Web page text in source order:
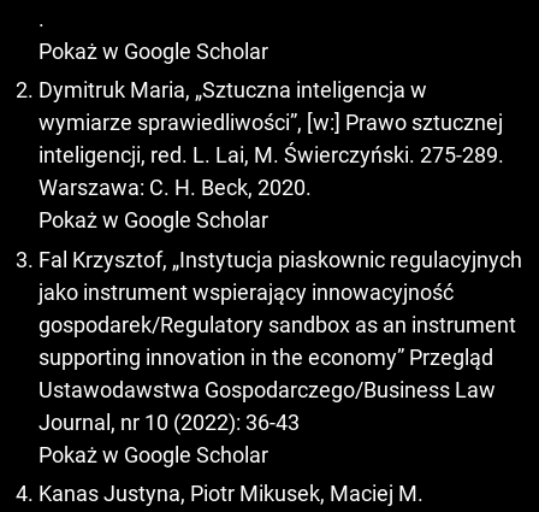
.
Pokaż w Google Scholar
Dymitruk Maria, „Sztuczna inteligencja w
wymiarze sprawiedliwości”, [w:] Prawo sztucznej
inteligencji, red. L. Lai, M. Świerczyński. 275-289.
Warszawa: C. H. Beck, 2020.
Pokaż w Google Scholar
Fal Krzysztof, „Instytucja piaskownic regulacyjnych
jako instrument wspierający innowacyjność
gospodarek/Regulatory sandbox as an instrument
supporting innovation in the economy” Przegląd
Ustawodawstwa Gospodarczego/Business Law
Journal, nr 10 (2022): 36-43
Pokaż w Google Scholar
Kanas Justyna, Piotr Mikusek, Maciej M.